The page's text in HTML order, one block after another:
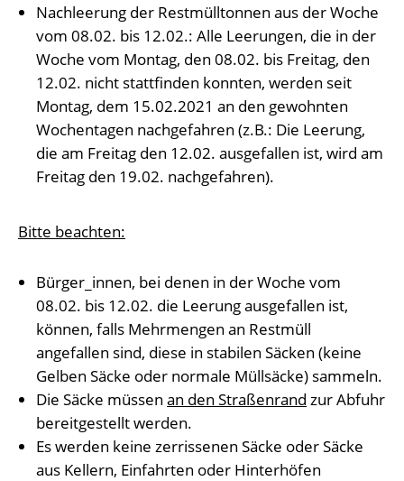
Nachleerung der Restmülltonnen aus der Woche
vom 08.02. bis 12.02.: Alle Leerungen, die in der
Woche vom Montag, den 08.02. bis Freitag, den
12.02. nicht stattfinden konnten, werden seit
Montag, dem 15.02.2021 an den gewohnten
Wochentagen nachgefahren (z.B.: Die Leerung,
die am Freitag den 12.02. ausgefallen ist, wird am
Freitag den 19.02. nachgefahren).
Bitte beachten:
Bürger_innen, bei denen in der Woche vom
08.02. bis 12.02. die Leerung ausgefallen ist,
können, falls Mehrmengen an Restmüll
angefallen sind, diese in stabilen Säcken (keine
Gelben Säcke oder normale Müllsäcke) sammeln.
Die Säcke müssen an den Straßenrand zur Abfuhr
bereitgestellt werden.
Es werden keine zerrissenen Säcke oder Säcke
aus Kellern, Einfahrten oder Hinterhöfen